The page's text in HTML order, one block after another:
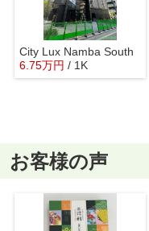
City Lux Namba South
6.75万円 / 1K
お客様の声